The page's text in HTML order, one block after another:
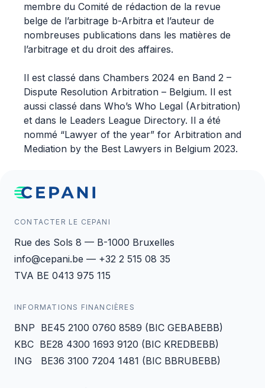
membre du Comité de rédaction de la revue
belge de l’arbitrage b-Arbitra et l’auteur de
nombreuses publications dans les matières de
l’arbitrage et du droit des affaires.
Il est classé dans Chambers 2024 en Band 2 –
Dispute Resolution Arbitration – Belgium. Il est
aussi classé dans Who’s Who Legal (Arbitration)
et dans le Leaders League Directory. Il a été
nommé “Lawyer of the year” for Arbitration and
Mediation by the Best Lawyers in Belgium 2023.
CONTACTER LE CEPANI
Rue des Sols 8 — B-1000 Bruxelles
info@cepani.be — +32 2 515 08 35
TVA BE 0413 975 115
INFORMATIONS FINANCIÈRES
BNP BE45 2100 0760 8589 (BIC GEBABEBB)
KBC BE28 4300 1693 9120 (BIC KREDBEBB)
ING BE36 3100 7204 1481 (BIC BBRUBEBB)